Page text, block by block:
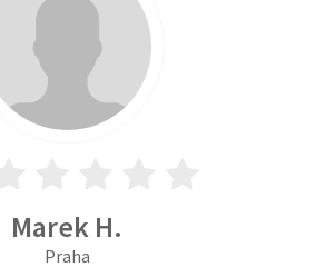
Marek H.
Praha